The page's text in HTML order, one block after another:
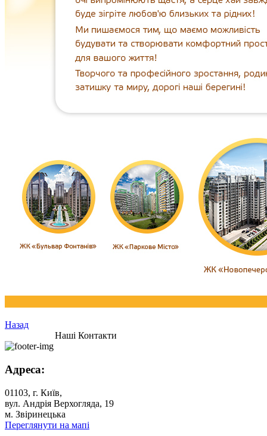
Назад
Наші Контакти
Адреса:
01103, г. Київ,
вул. Андрія Верхогляда, 19
м. Звіринецька
Переглянути на мапі